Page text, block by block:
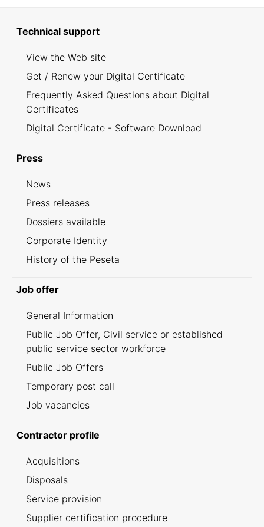
Technical support
View the Web site
Get / Renew your Digital Certificate
Frequently Asked Questions about Digital
Certificates
Digital Certificate - Software Download
Press
News
Press releases
Dossiers available
Corporate Identity
History of the Peseta
Job offer
General Information
Public Job Offer, Civil service or established
public service sector workforce
Public Job Offers
Temporary post call
Job vacancies
Contractor profile
Acquisitions
Disposals
Service provision
Supplier certification procedure